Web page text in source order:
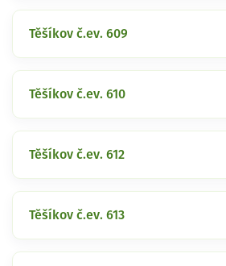
Těšíkov č.ev. 609
Těšíkov č.ev. 610
Těšíkov č.ev. 612
Těšíkov č.ev. 613